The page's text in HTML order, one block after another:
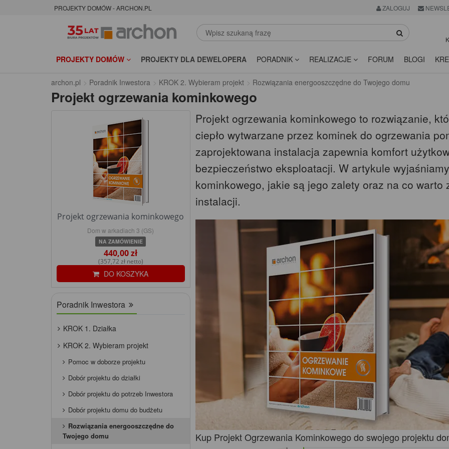
PROJEKTY DOMÓW - ARCHON.PL ZALOGUJ
PROJEKTY DOMÓW PROJEKTY DLA DEWELOPERA PORADNIK REALIZACJE FORUM BLOGI
archon.pl Poradnik Inwestora KROK 2. Wybieram projekt Rozwiązania energooszczędne do Twojego domu
Projekt ogrzewania kominkowego
Projekt ogrzewania kominkowego to rozwiązanie,
ciepło wytwarzane przez kominek do ogrzewania
zaprojektowana instalacja zapewnia komfort
bezpieczeństwo eksploatacji. W artykule
kominkowego, jakie są jego zalety oraz na co
instalacji.
Kup Projekt Ogrzewania Kominkowego do swojego projektu
Projekt ogrzewania kominkowego
Dom w arkadiach 3 (GS)
NA ZAMÓWIENIE
440,00 zł
(357,72 zł netto)
DO KOSZYKA
Poradnik Inwestora
KROK 1. Działka
KROK 2. Wybieram projekt
Pomoc w doborze projektu
Dobór projektu do działki
Dobór projektu do potrzeb Inwestora
Dobór projektu domu do budżetu
Rozwiązania energooszczędne do
Twojego domu